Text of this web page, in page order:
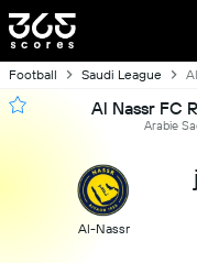
Football Saudi League
Al Nassr FC
Arabie
Al-Nassr